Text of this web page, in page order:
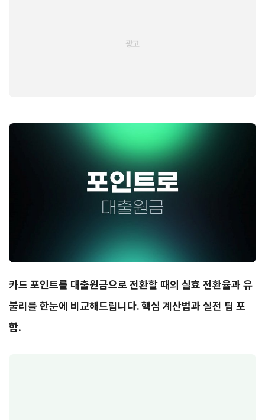
카드 포인트를 대출원금으로 전환할 때의 실효 전환율과 유
불리를 한눈에 비교해드립니다. 핵심 계산법과 실전 팁 포
함.